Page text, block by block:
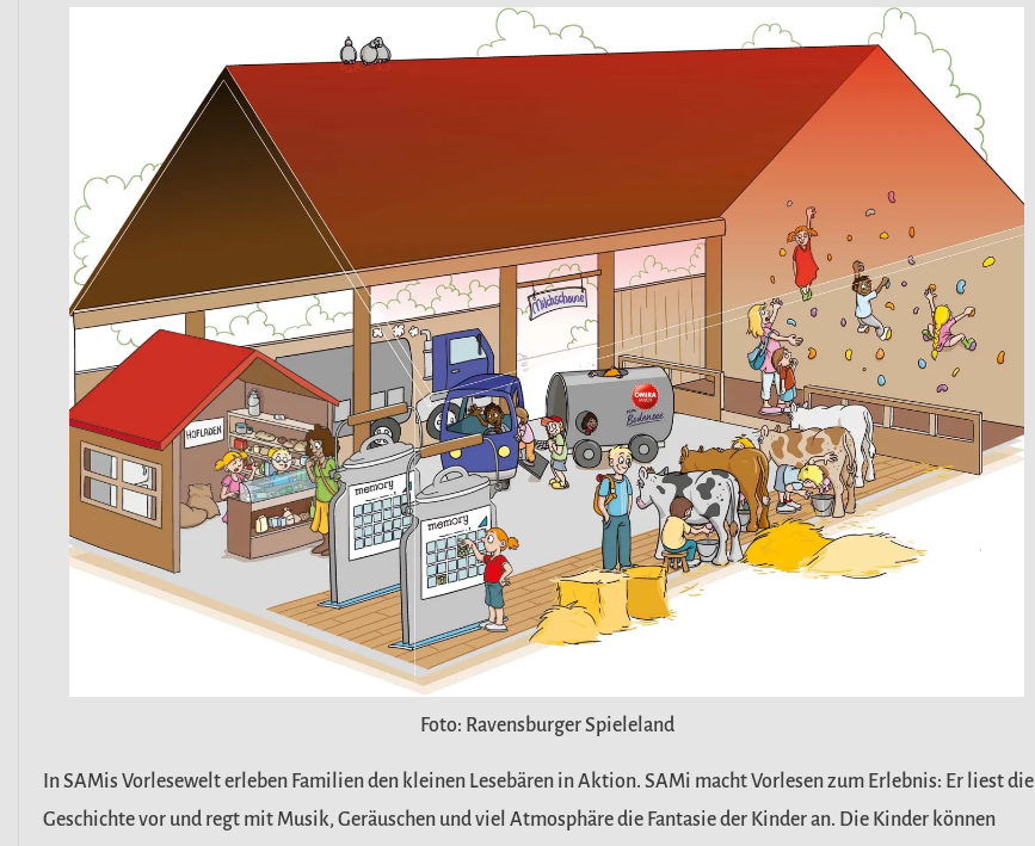
Foto: Ravensburger Spieleland
In SAMis Vorlesewelt erleben Familien den kleinen Lesebären in Aktion. SAMi macht Vorlesen zum Erlebnis: Er liest die
Geschichte vor und regt mit Musik, Geräuschen und viel Atmosphäre die Fantasie der Kinder an. Die Kinder können